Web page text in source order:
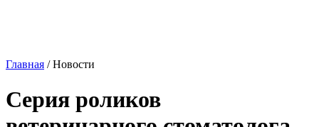
Главная /Новости
Серия роликов